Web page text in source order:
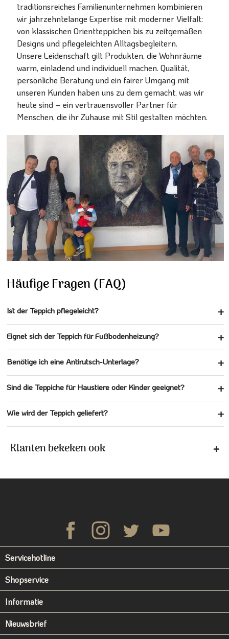
traditionsreiches Familienunternehmen kombinieren
wir jahrzehntelange Expertise mit moderner Vielfalt:
von klassischen Orientteppichen bis zu zeitgemäßen
Designs und pflegeleichten Alltagsbegleitern.
Unsere Leidenschaft gilt Produkten, die Wohnräume
warm, einladend und individuell machen. Qualität,
persönliche Beratung und ein fairer Umgang mit
unseren Kunden haben uns zu dem gemacht, was wir
heute sind – ein vertrauensvoller Partner für
Menschen, die ihr Zuhause mit Stil gestalten möchten.
Häufige Fragen (FAQ)
Ist der Teppich pflegeleicht?
Eignet sich der Teppich für Fußbodenheizung?
Benötige ich eine Antirutsch-Unterlage?
Sind die Teppiche für Haustiere oder Kinder geeignet?
Wie wird der Teppich geliefert?
Klanten bekeken ook
Servicehotline
Shopservice
Informatie
Nieuwsbrief